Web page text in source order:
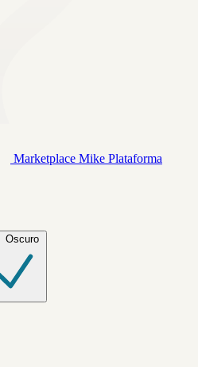
Marketplace Mike Plataforma
Oscuro